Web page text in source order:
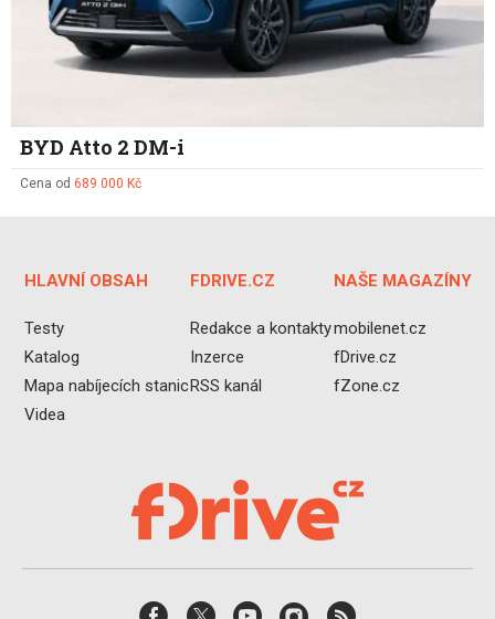
BYD Atto 2 DM-i
Cena od 689 000 Kč
HLAVNÍ OBSAH
Testy
Katalog
Mapa nabíjecích stanic
Videa
FDRIVE.CZ
Redakce a kontakty
Inzerce
RSS kanál
NAŠE MAGAZÍNY
mobilenet.cz
fDrive.cz
fZone.cz